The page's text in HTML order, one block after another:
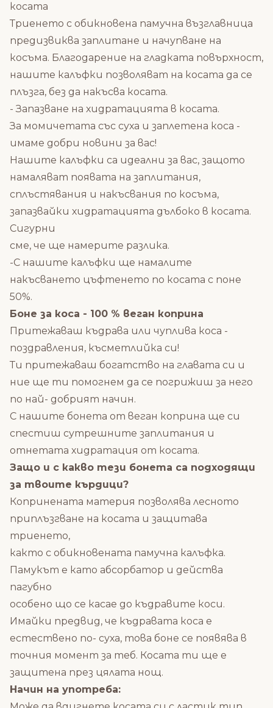
косата
Триенето с обикновена памучна възглавница
предизвиква заплитане и начупване на
косъма. Благодарение на гладката повърхност,
нашите калъфки позволяват на косата да се
плъзга, без да накъсва косата.
- Запазване на хидратацията в косата.
За момичетата със суха и заплетена коса -
имаме добри новини за вас!
Нашите калъфки са идеални за вас, защото
намаляват появата на заплитания,
сплъстявания и накъсвания по косъма,
запазвайки хидратацията дълбоко в косата.
Сигурни
сме, че ще намерите разлика.
-С нашите калъфки ще намалите
накъсването цъфтенето по косата с поне
50%.
Боне за коса - 100 % веган коприна
Притежаваш къдрава или чуплива коса -
поздравления, късметлийка си!
Ти притежаваш богатство на главата си и
ние ще ти помогнем да се погрижиш за него
по най- добрият начин.
С нашите бонета от веган коприна ще си
спестиш сутрешните заплитания и
отнетата хидратация от косата.
Защо и с какво тези бонета са подходящи
за твоите кърдици?
Копринената материя позволява лесното
приплъзгване на косата и защитава
триенето,
както с обикновената памучна калъфка.
Памукът е като абсорбатор и действа
пагубно
особено що се касае до къдравите коси.
Имайки предвид, че къдравата коса е
естествено по- суха, това боне се появява в
точния момент за теб. Косата ти ще е
защитена през цялата нощ.
Начин на употреба: